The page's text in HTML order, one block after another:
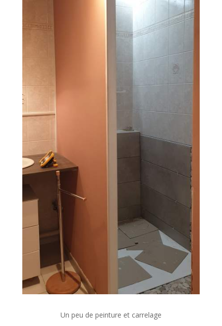
Un peu de peinture et carrelage